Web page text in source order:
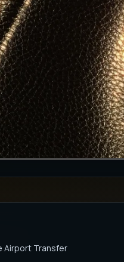
Airport Transfer